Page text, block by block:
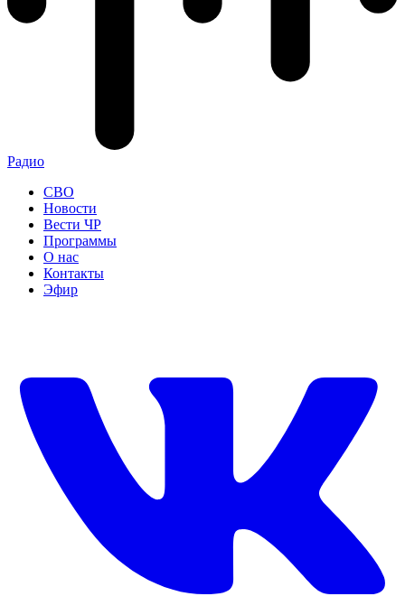
Радио
СВО
Новости
Вести ЧР
Программы
О нас
Контакты
Эфир